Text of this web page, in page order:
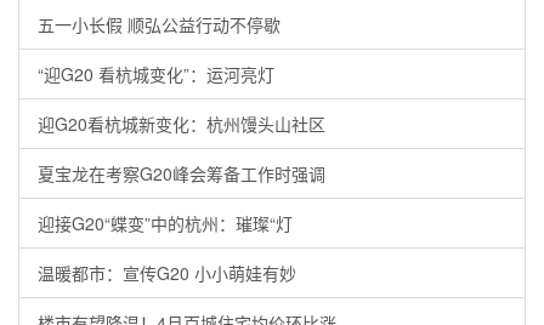
五一小长假 顺弘公益行动不停歇
“迎G20 看杭城变化”：运河亮灯
迎G20看杭城新变化：杭州馒头山社区
夏宝龙在考察G20峰会筹备工作时强调
迎接G20“蝶变”中的杭州：璀璨“灯
温暖都市：宣传G20 小小萌娃有妙